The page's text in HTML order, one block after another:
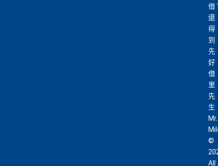
借
還
得
到
先
好
借
里
先
生
Mr.
©
All